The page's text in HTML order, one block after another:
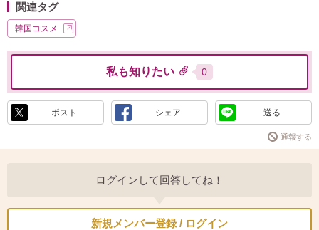
関連タグ
韓国コスメ
私も知りたい 0
ポスト シェア 送る
通報する
ログインして回答してね！
新規メンバー登録 / ログイン